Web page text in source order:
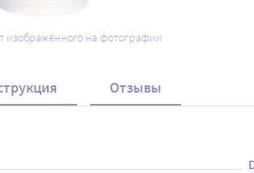
изображённого на фотографии
Отзывы